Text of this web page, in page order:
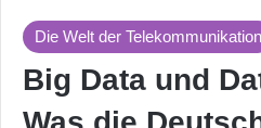
Die Welt der Telekommunikation
Big Data und